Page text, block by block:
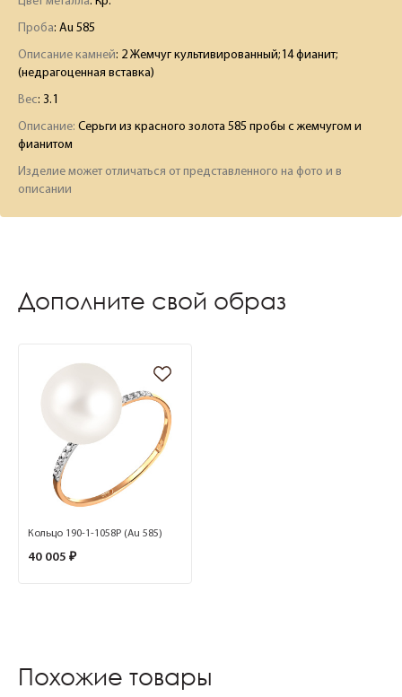
Проба: Au 585
Описание камней: 2 Жемчуг культивированный;14 фианит;
(недрагоценная вставка)
Вес: 3.1
Описание: Серьги из красного золота 585 пробы с жемчугом и
фианитом
Изделие может отличаться от представленного на фото и в
описании
Дополните свой образ
Кольцо 190-1-1058Р (Au 585)
40 005 ₽
Похожие товары